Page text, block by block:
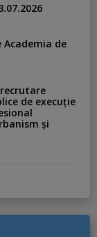
Academia de
recrutare
de execuție
și